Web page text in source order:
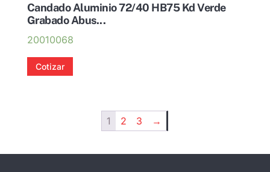
Candado Aluminio 72/40 HB75 Kd Verde
Grabado Abus...
20010068
Cotizar
1 2 3 →